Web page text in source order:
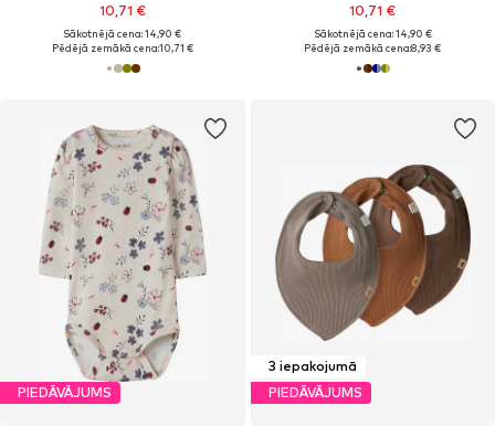
10,71 €
Sākotnējā cena: 14,90 €
Pēdējā zemākā cena:10,71 €
10,71 €
Sākotnējā cena: 14,90 €
Pēdējā zemākā cena:8,93 €
PIEDĀVĀJUMS
3 iepakojumā
PIEDĀVĀJUMS